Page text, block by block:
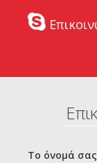
Το όνομά